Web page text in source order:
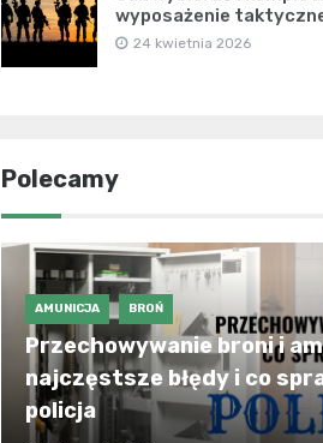
wyposażenie
24 kwietnia 2026
Polecamy
AMUNICJA BROŃ
Przechowywanie broni i
najczęstsze błędy i co
policja